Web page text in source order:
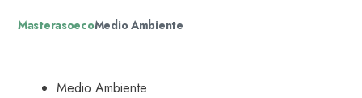
MasterasoecoMedio Ambiente
Medio Ambiente